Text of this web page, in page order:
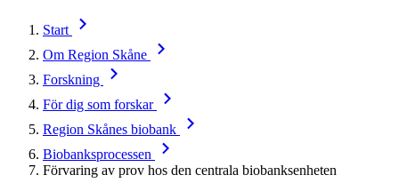
Start
Om Region Skåne
Forskning
För dig som forskar
Region Skånes biobank
Biobanksprocessen
Förvaring av prov hos den centrala biobanksenheten